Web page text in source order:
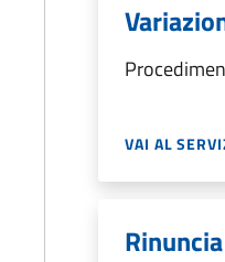
VAI AL